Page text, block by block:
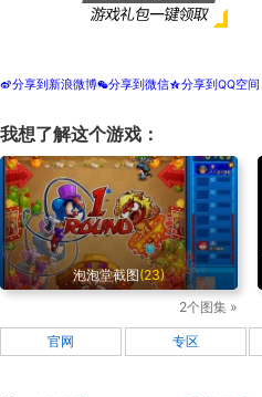
t分享到新浪微博w分享到微信z分享到QQ空间
我想了解这个游戏：
泡泡堂截图(23)
2个图集 »
官网 专区